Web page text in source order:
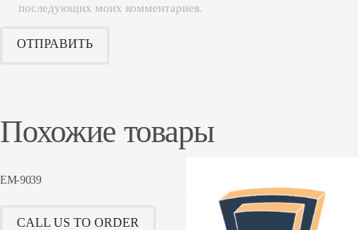
последующих моих комментариев.
Похожие товары
EM-9039
CALL US TO ORDER